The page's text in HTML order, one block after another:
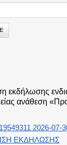
εκδήλωσης
ανάθεση
2026-07-
ΕΚΔΗΛΩΣΗΣ